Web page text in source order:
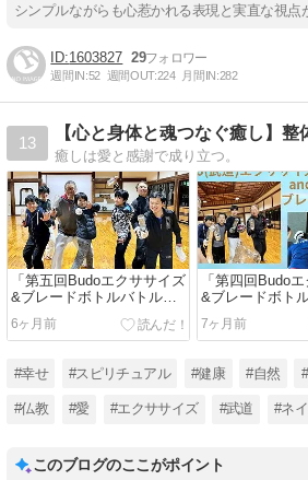
シンプルながらも心惹かれる表現と実直な視点
1603827 29
週間IN:52 週間OUT:224 月間IN:282
13
癒しは愛と感謝で成り立つ。
「第五回Budoエクササイズ
&ブレードボトルバトルワ
ークショップ」開催いたし
ました
6ヶ月前
「第四回Budo
&ブレードボト
ークショップ」
ました
7ヶ月前
#幸せ #スピリチュアル #健康 #自然
#仏教 #愛 #エクササイズ #武道 #ネ
このブログのここがポイント